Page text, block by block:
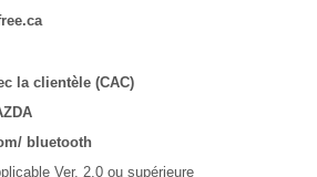
la clientèle (CAC)
bluetooth
Ver. 2,0 ou supérieure